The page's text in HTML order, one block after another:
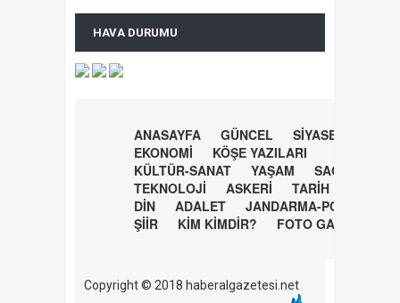
HAVA DURUMU
ANASAYFA GÜNCEL
SİYASET
EKONOMİ
KÖŞE YAZILARI
KÜLTÜR-SANAT
YAŞAM
SAĞLIK
TEKNOLOJİ
ASKERİ
TARİH
DİN
ADALET
JANDARMA-POLİS
ŞİİR
KİM KİMDİR? FOTO GALERİ
Copyright © 2018 haberalgazetesi.net